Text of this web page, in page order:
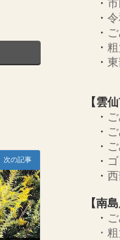
次の記事
・
・
・
・
・
【雲仙
・
・
・
・
・
【南
・
・